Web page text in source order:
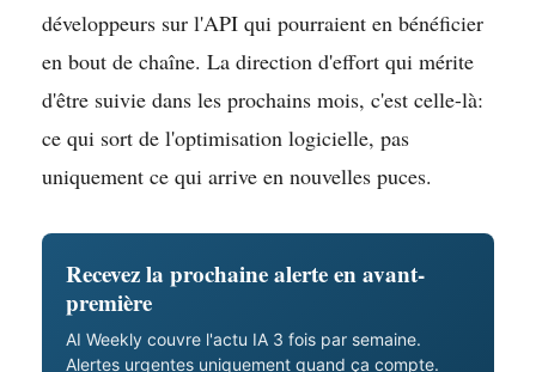
développeurs sur l'API qui pourraient en bénéficier
en bout de chaîne. La direction d'effort qui mérite
d'être suivie dans les prochains mois, c'est celle-là:
ce qui sort de l'optimisation logicielle, pas
uniquement ce qui arrive en nouvelles puces.
Recevez la prochaine alerte en avant-
première
AI Weekly couvre l'actu IA 3 fois par semaine.
Alertes urgentes uniquement quand ça compte.